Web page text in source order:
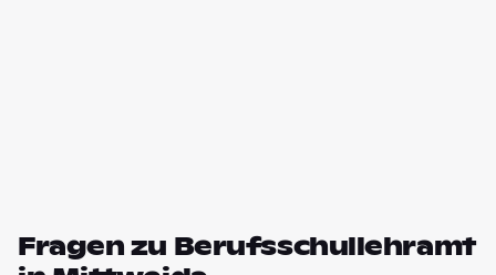
Fragen zu Berufsschullehramt